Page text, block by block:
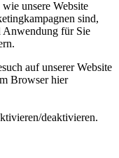
unsere Website
sind,
Anwendung für Sie
auf unserer Website
Browser hier
deaktivieren.